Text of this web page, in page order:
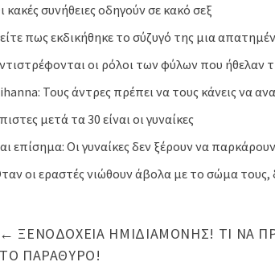
κακές συνήθειες οδηγούν σε κακό σεξ
πως εκδικήθηκε το σύζυγό της μια
οι ρόλοι των φύλων που ήθελαν
Τους άντρες πρέπει να τους κάνεις να
μετά τα 30 είναι οι γυναίκες
επίσημα: Οι γυναίκες δεν ξέρουν να
οι εραστές νιώθουν άβολα με το σώμα
← ΞΕΝΟΔΟΧΕΊΑ ΗΜΙΔΙΑΜΟΝΉΣ! ΤΙ ΝΑ
ΤΟ ΠΑΡΆΘΥΡΟ!